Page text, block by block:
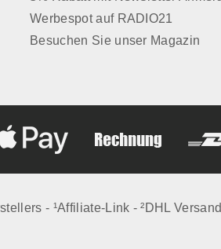
Werbespot auf RADIO21
Besuchen Sie unser Magazin
- ¹Affiliate-Link - ²DHL